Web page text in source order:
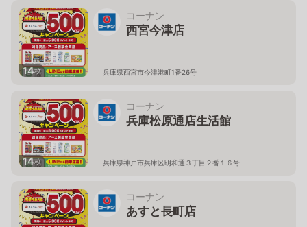
14枚
コーナン
西宮今津店
兵庫県西宮市今津港町1番26号
14枚
コーナン
兵庫松原通店生活館
兵庫県神戸市兵庫区明和通３丁目２番１６号
コーナン
あすと長町店